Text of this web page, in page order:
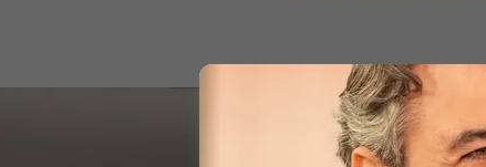
🔹Plevral zar kanseri
dahilinde bilinen tüm
uzatmaktadır.